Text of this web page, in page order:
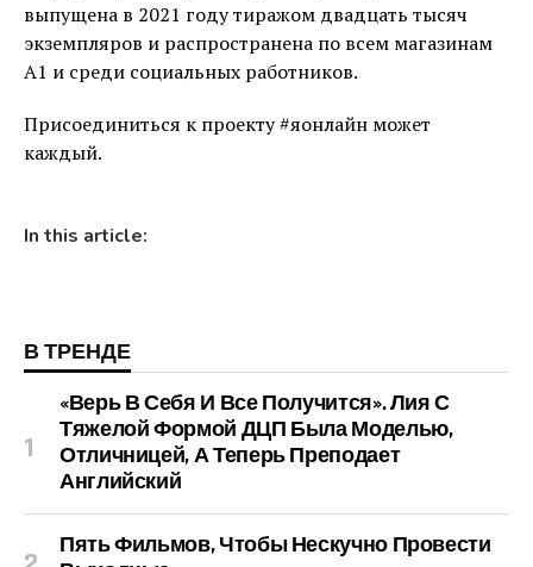
выпущена в 2021 году тиражом двадцать тысяч
экземпляров и распространена по всем магазинам
А1 и среди социальных работников.
Присоединиться к проекту #яонлайн может
каждый.
In this article:
В ТРЕНДЕ
«Верь В Себя И Все Получится». Лия С
Тяжелой Формой ДЦП Была Моделью,
Отличницей, А Теперь Преподает
Английский
Пять Фильмов, Чтобы Нескучно Провести